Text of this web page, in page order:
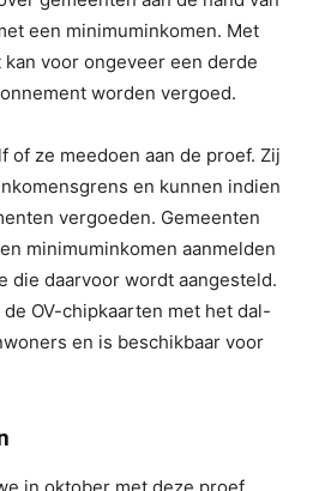
een minimuminkomen. Met
voor ongeveer een derde
worden vergoed.
of ze meedoen aan de proef. Zij
en kunnen indien
vergoeden. Gemeenten
minimuminkomen aanmelden
die daarvoor wordt aangesteld.
OV-chipkaarten met het dal-
en is beschikbaar voor